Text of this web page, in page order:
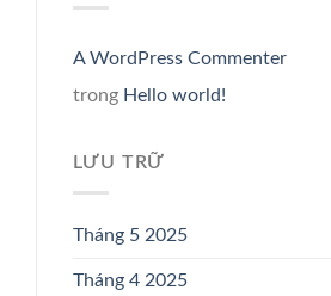
A WordPress Commenter
trong Hello world!
LƯU TRỮ
Tháng 5 2025
Tháng 4 2025